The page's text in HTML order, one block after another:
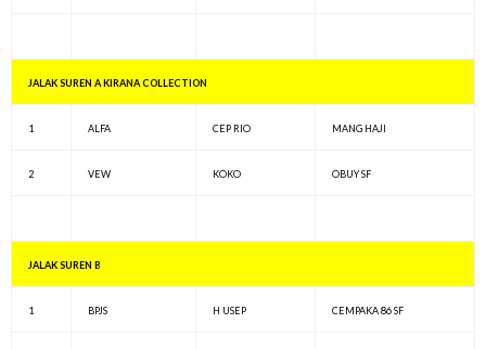
JALAK SUREN A KIRANA COLLECTION
1 ALFA CEP RIO MANG HAJI
2 VEW KOKO OBUY SF
JALAK SUREN B
1 BPJS H USEP CEMPAKA 86 SF